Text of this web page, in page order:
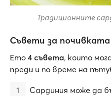
Традиционните
Съвети за
Ето 4 съвета, които
преди и по време на
Сардиния може да